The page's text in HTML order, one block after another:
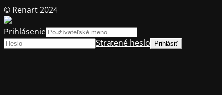
© Renart 2024
Prihlásenie
Stratené heslo